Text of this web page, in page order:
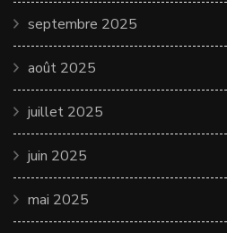
septembre 2025
août 2025
juillet 2025
juin 2025
mai 2025